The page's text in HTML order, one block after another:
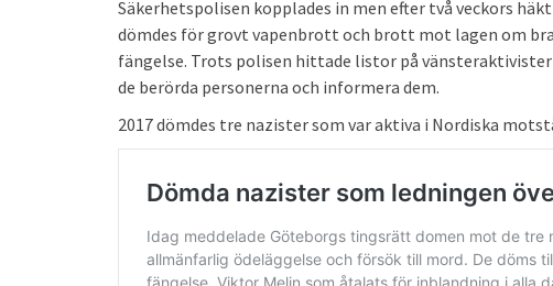
Säkerhetspolisen kopplades in men efter två veckors
dömdes för grovt vapenbrott och brott mot lagen om
fängelse. Trots polisen hittade listor på
de berörda personerna och informera dem.
2017 dömdes tre nazister som var aktiva i Nordiska